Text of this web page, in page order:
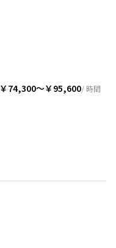
￥74,300〜￥95,600/ 時間